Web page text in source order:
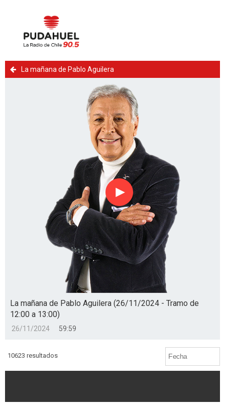
La mañana de Pablo Aguilera
Reproducir
La mañana de Pablo Aguilera (26/11/2024 - Tramo de
12:00 a 13:00)
26/11/2024 59:59
10623 resultados